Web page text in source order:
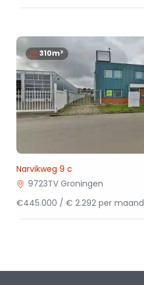
310m²
Narvikweg 9 c
9723TV Groningen
€445.000 / € 2.292 per maand